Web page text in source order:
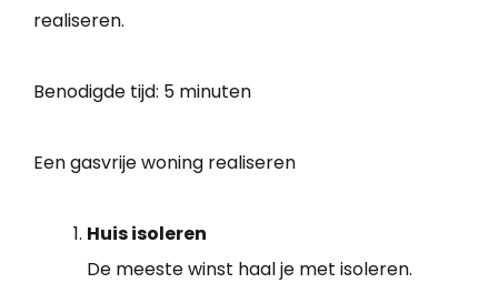
realiseren.
Benodigde tijd: 5 minuten
Een gasvrije woning realiseren
Huis isoleren
De meeste winst haal je met isoleren.